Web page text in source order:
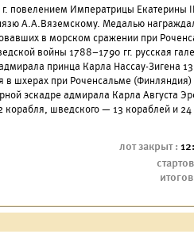
г. повелением Императрицы
А.А.Вяземскому. Медалью
в морском сражении при
войны 1788–1790 гг. русская
принца Карла Нассау-Зигена 13
в шхерах при Роченсальме (Финляндия)
эскадре адмирала Карла Августа
корабля, шведского — 13 кораблей и 24